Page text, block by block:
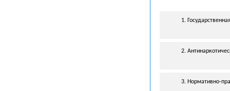
1.
2.
3. Нормативно-